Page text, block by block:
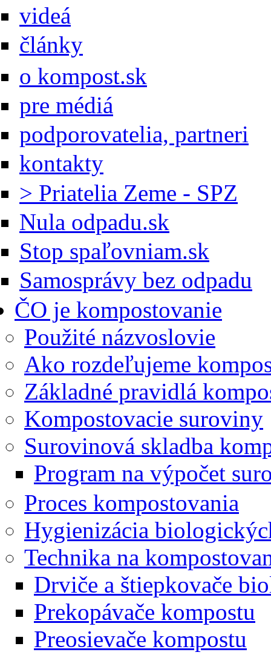
videá
články
o kompost.sk
pre médiá
podporovatelia, partneri
kontakty
> Priatelia Zeme - SPZ
Nula odpadu.sk
Stop spaľovniam.sk
Samosprávy bez odpadu
ČO je kompostovanie
Použité názvoslovie
Ako rozdeľujeme
Základné pravidlá
Kompostovacie suroviny
Surovinová skladba
Program na výpočet
Proces kompostovania
Hygienizácia
Technika na
Drviče a štiepkovače
Prekopávače kompostu
Preosievače kompostu